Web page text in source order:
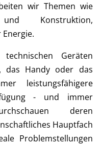
wir Themen wie
Konstruktion,
Geräten
das Handy oder das
leistungsfähigere
- und immer
deren
Hauptfach
Problemstellungen